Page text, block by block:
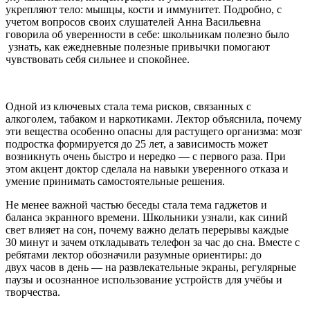
укрепляют тело: мышцы, кости и иммунитет. Подробно, с
учетом вопросов своих слушателей Анна Васильевна
говорила об уверенности в себе: школьникам полезно было
узнать, как ежедневные полезные привычки помогают
чувствовать себя сильнее и спокойнее.
Одной из ключевых стала тема рисков, связанных с
алкоголем, табаком и наркотиками. Лектор объяснила, почему
эти вещества особенно опасны для растущего организма: мозг
подростка формируется до 25 лет, а зависимость может
возникнуть очень быстро и нередко — с первого раза. При
этом акцент доктор сделала на навыки уверенного отказа и
умение принимать самостоятельные решения.
Не менее важной частью беседы стала тема гаджетов и
баланса экранного времени. Школьники узнали, как синий
свет влияет на сон, почему важно делать перерывы каждые
30 минут и зачем откладывать телефон за час до сна. Вместе с
ребятами лектор обозначили разумные ориентиры: до
двух часов в день — на развлекательные экраны, регулярные
паузы и осознанное использование устройств для учёбы и
творчества.